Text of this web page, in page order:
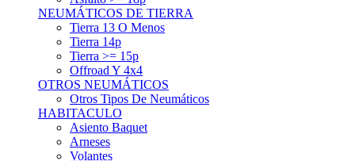
Tierra 13 O Menos
Tierra 14p
Tierra >= 15p
Offroad Y 4x4
OTROS NEUMÁTICOS
Otros Tipos De Neumáticos
HABITACULO
Asiento Baquet
Arneses
Volantes
Pedales